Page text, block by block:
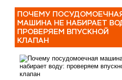
ПОЧЕМУ
МАШИНА НЕ НАБИРАЕТ
ПРОВЕРЯЕМ ВПУСКНОЙ
КЛАПАН